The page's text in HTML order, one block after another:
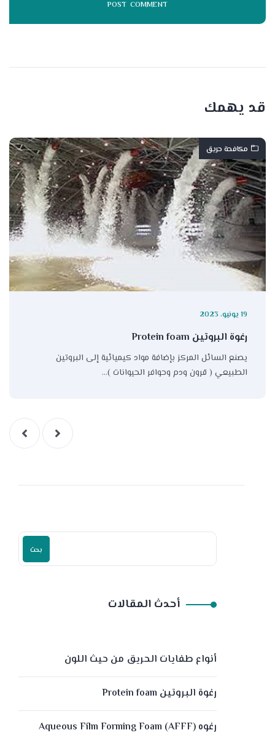
قد يهمك
مكافحة حريق
19 يونيو، 2023
رغوة البروتين Protein foam
يصنع السائل المركز بإضافة مواد كيميائية إلى البروتين
الطبيعي ( قرون ودم وحوافر الحيوانات )…
بحث
أحدث المقالات
أنواع طفايات الحريق من حيث اللون
رغوة البروتين Protein foam
رغوه (Aqueous Film Forming Foam (AFFF